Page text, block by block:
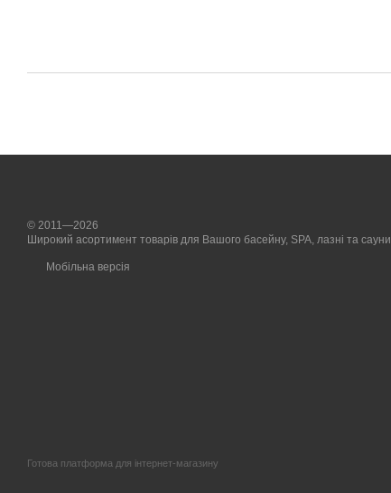
© 2011—2026
Широкий асортимент товарів для Вашого басейну, SPA, лазні та сауни
Мобільна версія
Готова платформа для інтернет-магазину